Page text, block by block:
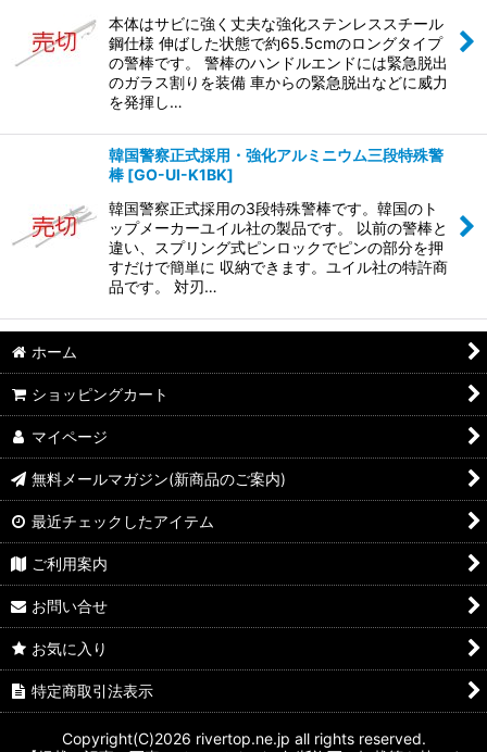
本体はサビに強く丈夫な強化ステンレススチール
鋼仕様 伸ばした状態で約65.5cmのロングタイプ
の警棒です。 警棒のハンドルエンドには緊急脱出
のガラス割りを装備 車からの緊急脱出などに威力
を発揮し…
韓国警察正式採用・強化アルミニウム三段特殊警
棒 [GO-UI-K1BK]
韓国警察正式採用の3段特殊警棒です。韓国のト
ップメーカーユイル社の製品です。 以前の警棒と
違い、スプリング式ピンロックでピンの部分を押
すだけで簡単に 収納できます。ユイル社の特許商
品です。 対刃…
ホーム
ショッピングカート
マイページ
無料メールマガジン(新商品のご案内)
最近チェックしたアイテム
ご利用案内
お問い合せ
お気に入り
特定商取引法表示
Copyright(C)2026 rivertop.ne.jp all rights reserved.